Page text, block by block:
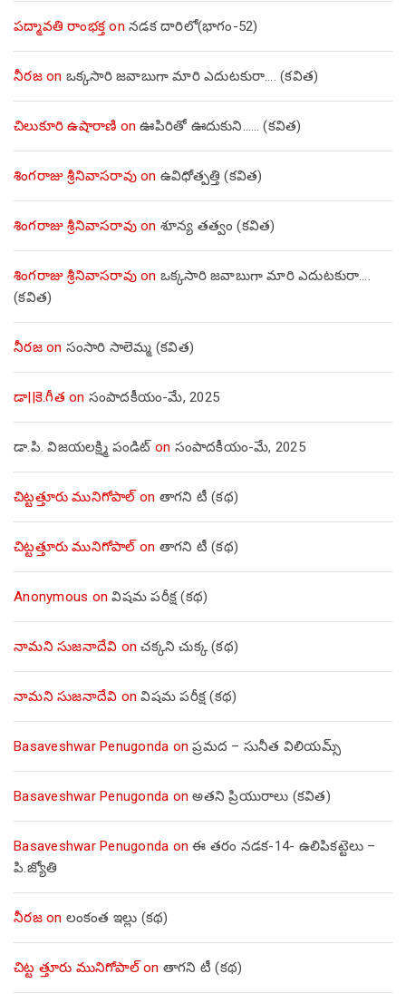
పద్మావతి రాంభక్తon నడక దారిలో(భాగం-52)
నీరజon ఒక్కసారి జవాబుగా మారి ఎదుటకురా…. (కవిత)
చిలుకూరి ఉషారాణి onఊపిరితో ఊదుకుని…… (కవిత)
శింగరాజు శ్రీనివాసరావుon ఉవిధోత్పత్తి (కవిత)
శింగరాజు శ్రీనివాసరావుon శూన్య తత్వం (కవిత)
శింగరాజు శ్రీనివాసరావుon ఒక్కసారి జవాబుగా మారి ఎదుటకురా….
(కవిత)
నీరజon సంసారి సాలెమ్మ (కవిత)
డా||కె.గీత on సంపాదకీయం-మే, 2025
డా.పి. విజయలక్ష్మి పండిట్ on సంపాదకీయం-మే, 2025
చిట్టత్తూరు మునిగోపాల్on తాగని టీ (కథ)
చిట్టత్తూరు మునిగోపాల్on తాగని టీ (కథ)
Anonymous onవిషమ పరీక్ష (క‌థ‌)
నామని సుజనాదేవి onచక్కని చుక్క (కథ)
నామని సుజనాదేవి onవిషమ పరీక్ష (క‌థ‌)
Basaveshwar Penugonda onప్రమద – సునీత విలియమ్స్
Basaveshwar Penugonda onఅతని ప్రియురాలు (కవిత)
Basaveshwar Penugonda onఈ తరం నడక-14- ఉలిపికట్టెలు –
పి.జ్యోతి
నీరజon లంకంత ఇల్లు (కథ)
చిట్ట త్తూరు మునిగోపాల్on తాగని టీ (కథ)